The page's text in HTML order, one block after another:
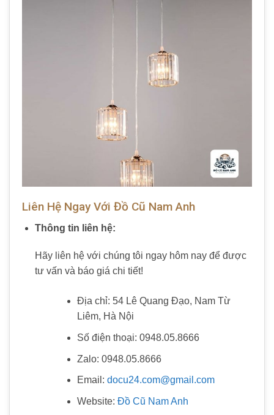
Liên Hệ Ngay Với Đồ Cũ Nam Anh
Thông tin liên hệ:
Hãy liên hệ với chúng tôi ngay hôm nay để được
tư vấn và báo giá chi tiết!
Địa chỉ: 54 Lê Quang Đạo, Nam Từ
Liêm, Hà Nội
Số điện thoại: 0948.05.8666
Zalo: 0948.05.8666
Email: docu24.com@gmail.com
Website: Đồ Cũ Nam Anh